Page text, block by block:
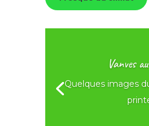
Vanves
Quelques images